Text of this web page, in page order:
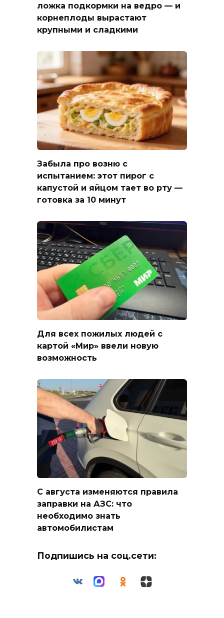
ложка подкормки на ведро — и
корнеплоды вырастают
крупными и сладкими
Забыла про возню с
испытанием: этот пирог с
капустой и яйцом тает во рту —
готовка за 10 минут
Для всех пожилых людей с
картой «Мир» ввели новую
возможность
С августа изменяются правила
заправки на АЗС: что
необходимо знать
автомобилистам
Подпишись на соц.сети: